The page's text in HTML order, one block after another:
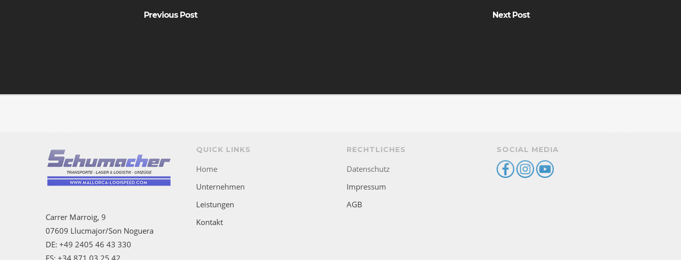
Previous Post Next Post
Carrer Marroig, 9
07609 Llucmajor/Son Noguera
DE: +49 2405 46 43 330
ES: +34 871 03 25 42
QUICK LINKS
Home
Unternehmen
Leistungen
Kontakt
RECHTLICHES
Datenschutz
Impressum
AGB
SOCIAL MEDIA